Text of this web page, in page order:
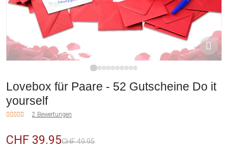
Lovebox für Paare - 52 Gutscheine Do it
yourself
2 Bewertungen
CHF 39.95CHF 49.95